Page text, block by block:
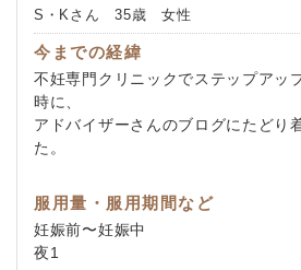
S・Kさん 35歳 女性
今までの経緯
不妊専門クリニックでステップアッ
時に、
アドバイザーさんのブログにたどり
た。
服用量・服用期間など
妊娠前〜妊娠中
夜1